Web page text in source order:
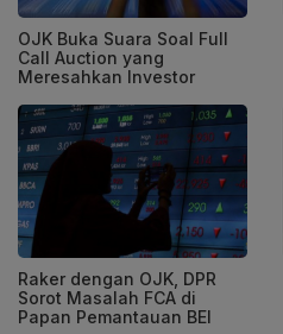
OJK Buka Suara Soal Full
Call Auction yang
Meresahkan Investor
Raker dengan OJK, DPR
Sorot Masalah FCA di
Papan Pemantauan BEI